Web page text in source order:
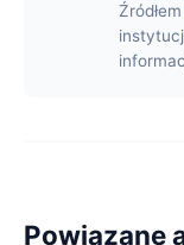
Powiązane